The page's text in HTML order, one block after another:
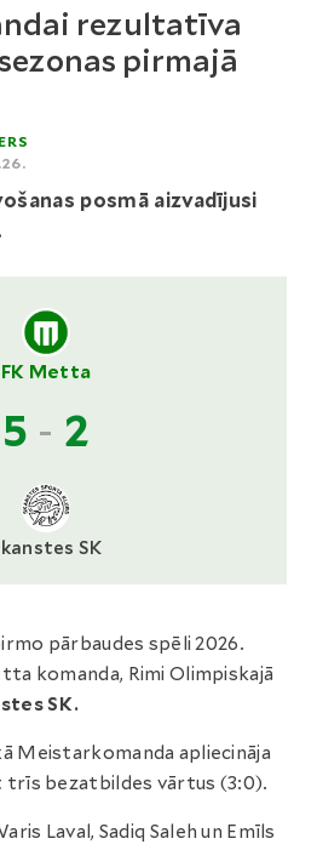
rezultatīva
pirmajā
posmā aizvadījusi
FK Metta
5 - 2
SK
pārbaudes spēli 2026.
komanda, Rimi Olimpiskajā
SK.
Meistarkomanda apliecināja
trīs bezatbildes vārtus (3:0).
Laval, Sadiq Saleh un Emīls